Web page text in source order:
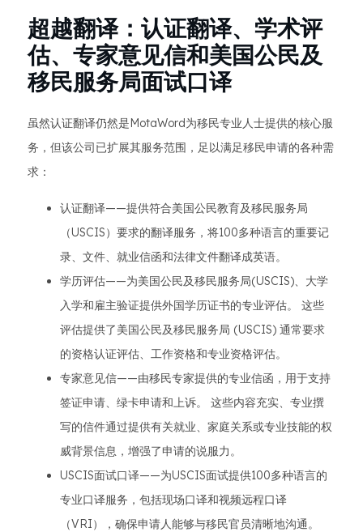
超越翻译：认证翻译、学术评
估、专家意见信和美国公民及
移民服务局面试口译
虽然认证翻译仍然是MotaWord为移民专业人士提供的核心服
务，但该公司已扩展其服务范围，足以满足移民申请的各种需
求：
认证翻译——提供符合美国公民教育及移民服务局
（USCIS）要求的翻译服务，将100多种语言的重要记
录、文件、就业信函和法律文件翻译成英语。
学历评估——为美国公民及移民服务局(USCIS)、大学
入学和雇主验证提供外国学历证书的专业评估。 这些
评估提供了美国公民及移民服务局 (USCIS) 通常要求
的资格认证评估、工作资格和专业资格评估。
专家意见信——由移民专家提供的专业信函，用于支持
签证申请、绿卡申请和上诉。 这些内容充实、专业撰
写的信件通过提供有关就业、家庭关系或专业技能的权
威背景信息，增强了申请的说服力。
USCIS面试口译——为USCIS面试提供100多种语言的
专业口译服务，包括现场口译和视频远程口译
（VRI），确保申请人能够与移民官员清晰地沟通。